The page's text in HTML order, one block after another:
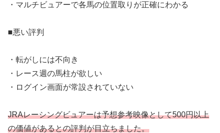
・マルチビュアーで各馬の位置取りが正確にわかる
■悪い評判
・転がしには不向き
・レース週の馬柱が欲しい
・ログイン画面が常設されていない
JRAレーシングビュアーは予想参考映像として500円以上
の価値があるとの評判が目立ちました。